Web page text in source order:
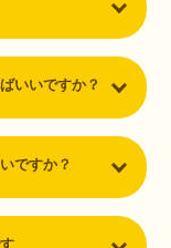
いいですか？
ですか？